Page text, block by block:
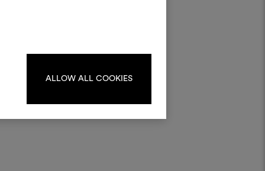
ALLOW ALL COOKIES
zu erstellen oder
oder registrieren Sie sich.